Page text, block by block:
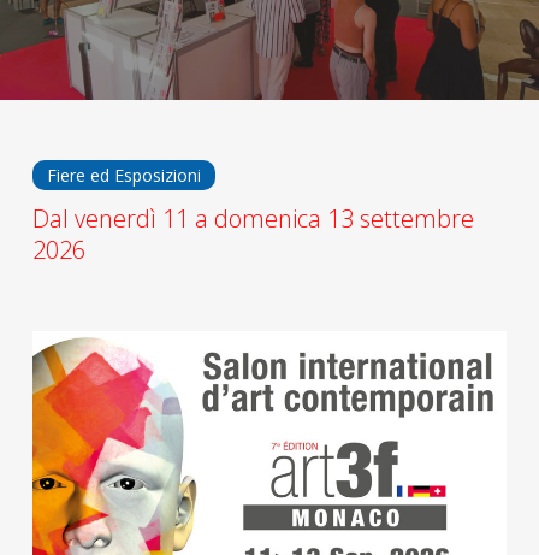
Fiere ed Esposizioni
Dal venerdì 11 a domenica 13 settembre
2026